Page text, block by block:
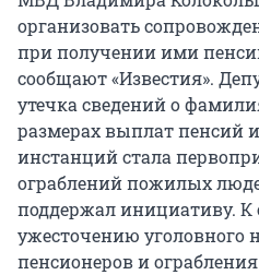
организовать
при получении ими
сообщают «Известия».
утечка сведений о
размерах выплат пенсий
инстанций стала
ограблений пожилых
поддержал инициативу. К
ужесточению уголовного
пенсионеров и